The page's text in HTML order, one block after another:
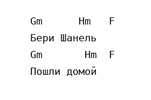
   Gm      Hm   F
   Бери Шанель
   Gm       Hm  F
   Пошли домой